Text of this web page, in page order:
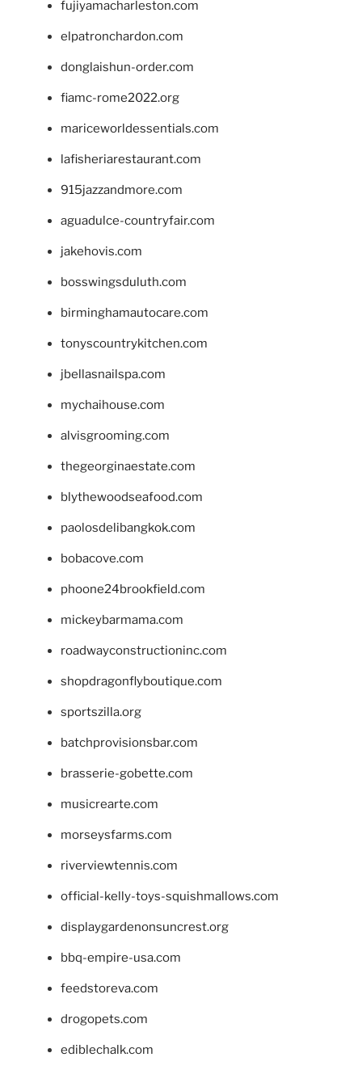
fujiyamacharleston.com
elpatronchardon.com
donglaishun-order.com
fiamc-rome2022.org
mariceworldessentials.com
lafisheriarestaurant.com
915jazzandmore.com
aguadulce-countryfair.com
jakehovis.com
bosswingsduluth.com
birminghamautocare.com
tonyscountrykitchen.com
jbellasnailspa.com
mychaihouse.com
alvisgrooming.com
thegeorginaestate.com
blythewoodseafood.com
paolosdelibangkok.com
bobacove.com
phoone24brookfield.com
mickeybarmama.com
roadwayconstructioninc.com
shopdragonflyboutique.com
sportszilla.org
batchprovisionsbar.com
brasserie-gobette.com
musicrearte.com
morseysfarms.com
riverviewtennis.com
official-kelly-toys-squishmallows.com
displaygardenonsuncrest.org
bbq-empire-usa.com
feedstoreva.com
drogopets.com
ediblechalk.com